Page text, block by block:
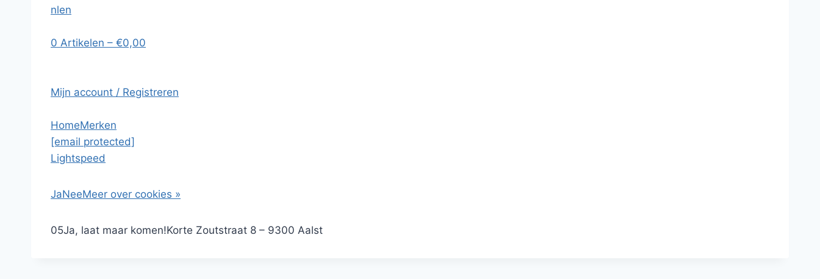
nlen
0 Artikelen – €0,00
Mijn account / Registreren
HomeMerken
[email protected]
Lightspeed
JaNeeMeer over cookies »
05Ja, laat maar komen!Korte Zoutstraat 8 – 9300 Aalst